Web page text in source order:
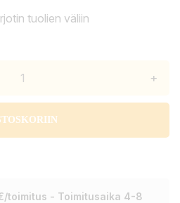
tuolien väliin
+
toimitus - Toimitusaika 4-8